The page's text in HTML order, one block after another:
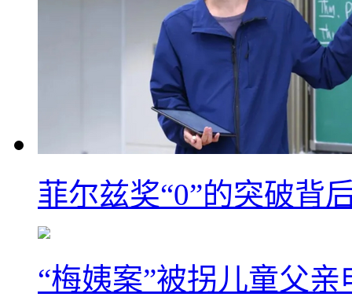
菲尔兹奖“0”的突破背
“梅姨案”被拐儿童父